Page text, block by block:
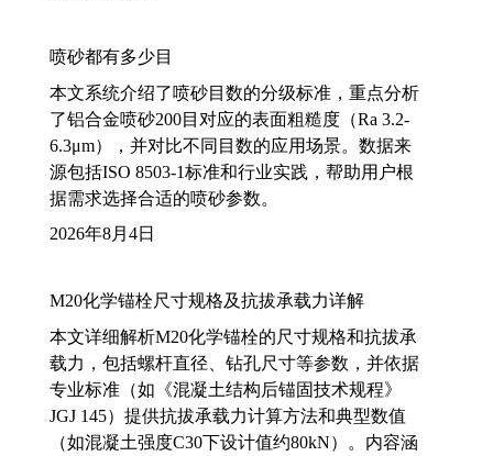
喷砂都有多少目
本文系统介绍了喷砂目数的分级标准，重点分析
了铝合金喷砂200目对应的表面粗糙度（Ra 3.2-
6.3μm），并对比不同目数的应用场景。数据来
源包括ISO 8503-1标准和行业实践，帮助用户根
据需求选择合适的喷砂参数。
2026年8月4日
M20化学锚栓尺寸规格及抗拔承载力详解
本文详细解析M20化学锚栓的尺寸规格和抗拔承
载力，包括螺杆直径、钻孔尺寸等参数，并依据
专业标准（如《混凝土结构后锚固技术规程》
JGJ 145）提供抗拔承载力计算方法和典型数值
（如混凝土强度C30下设计值约80kN）。内容涵